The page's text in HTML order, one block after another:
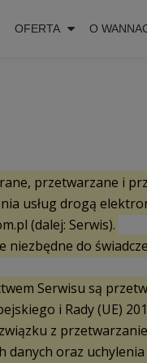
OFERTA O
przetwarzane i
usług drogą
(dalej: Serwis).
niezbędne do
Serwisu są
i Rady (UE)
z
danych oraz